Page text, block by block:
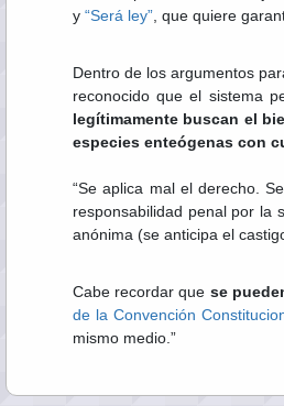
y “Será ley” , que quiere
Dentro de los argumentos
reconocido que el sistema
legítimamente buscan el
especies enteógenas con
“Se aplica mal el derecho.
responsabilidad penal por la
anónima (se anticipa el
Cabe recordar que se
de la Convención
mismo medio.”
Tomado de